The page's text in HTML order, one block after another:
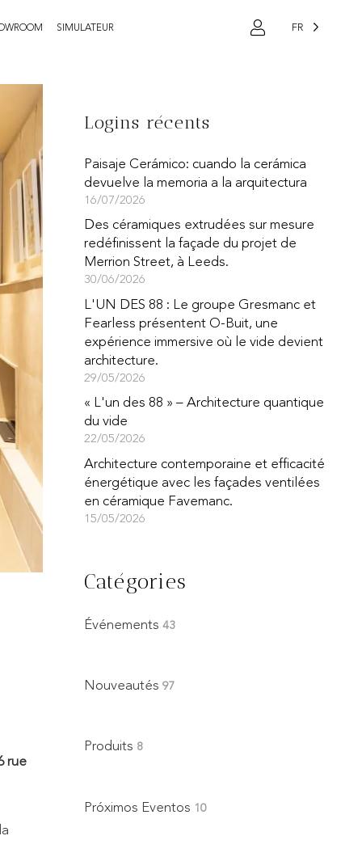
SIMULATEUR FR
rue
Logins récents
Paisaje Cerámico: cuando la cerámica
devuelve la memoria a la arquitectura
16/07/2026
Des céramiques extrudées sur mesure
redéfinissent la façade du projet de
Merrion Street, à Leeds.
30/06/2026
L'UN DES 88 : Le groupe Gresmanc et
Fearless présentent O-Buit, une
expérience immersive où le vide devient
architecture.
29/05/2026
« L'un des 88 » – Architecture quantique
du vide
22/05/2026
Architecture contemporaine et efficacité
énergétique avec les façades ventilées
en céramique Favemanc.
15/05/2026
Catégories
Événements 43
Nouveautés 97
Produits 8
Próximos Eventos 10